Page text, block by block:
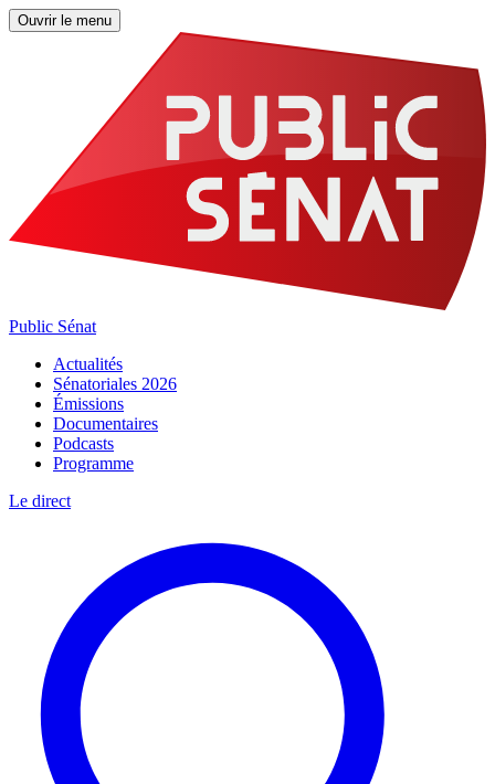
Ouvrir le menu
Public Sénat
Actualités
Sénatoriales 2026
Émissions
Documentaires
Podcasts
Programme
Le direct